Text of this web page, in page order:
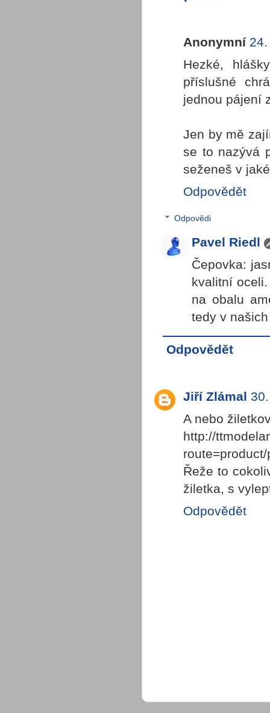
Anonymní
Hezké,
příslušné
jednou pájení
Jen by mě
se to nazývá
seženeš v
Odpovědět
Odpovědi
Pavel Riedl
Čepovka:
kvalitní
na obalu
tedy v
Odpovědět
Jiří Zlámal
A nebo
http://
Řeže to
žiletka, s
Odpovědět